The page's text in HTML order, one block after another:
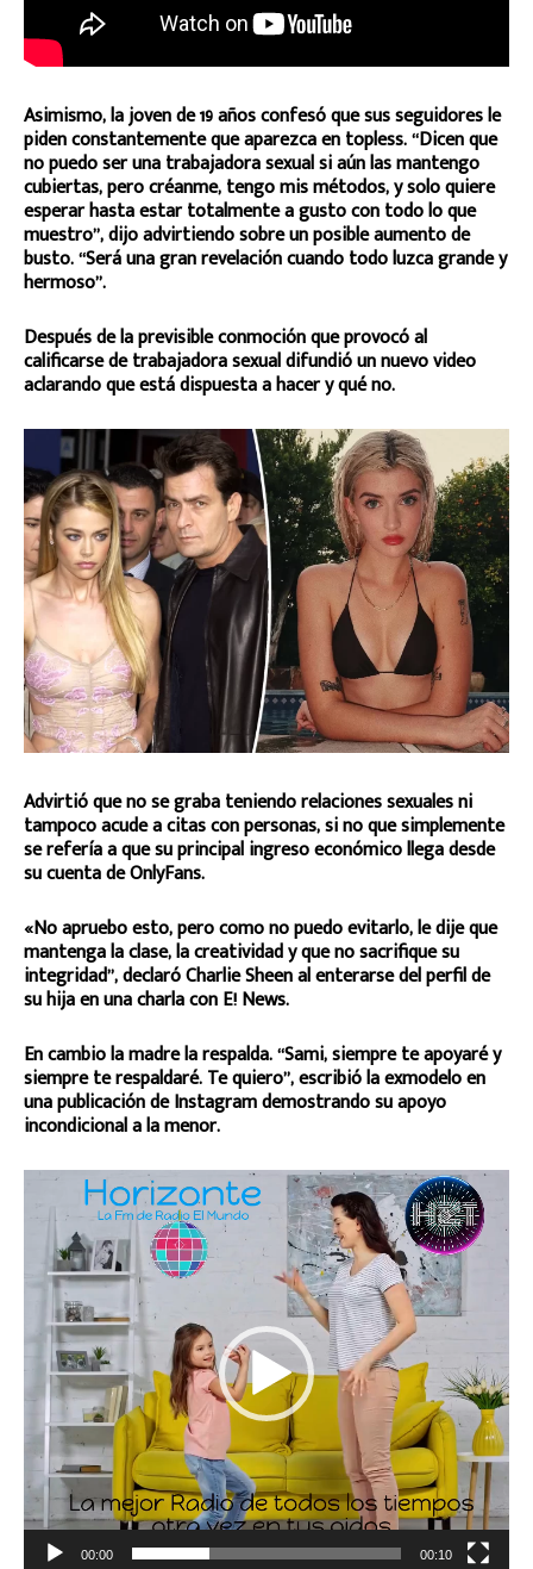
Asimismo, la joven de 19 años confesó que sus seguidores le
piden constantemente que aparezca en topless. “Dicen que
no puedo ser una trabajadora sexual si aún las mantengo
cubiertas, pero créanme, tengo mis métodos, y solo quiere
esperar hasta estar totalmente a gusto con todo lo que
muestro”, dijo advirtiendo sobre un posible aumento de
busto. “Será una gran revelación cuando todo luzca grande y
hermoso”.
Después de la previsible conmoción que provocó al
calificarse de trabajadora sexual difundió un nuevo video
aclarando que está dispuesta a hacer y qué no.
Advirtió que no se graba teniendo relaciones sexuales ni
tampoco acude a citas con personas, si no que simplemente
se refería a que su principal ingreso económico llega desde
su cuenta de OnlyFans.
«No apruebo esto, pero como no puedo evitarlo, le dije que
mantenga la clase, la creatividad y que no sacrifique su
integridad”, declaró Charlie Sheen al enterarse del perfil de
su hija en una charla con E! News.
En cambio la madre la respalda. “Sami, siempre te apoyaré y
siempre te respaldaré. Te quiero”, escribió la exmodelo en
una publicación de Instagram demostrando su apoyo
incondicional a la menor.
R
o
d
v
í
d
00:00 00:10